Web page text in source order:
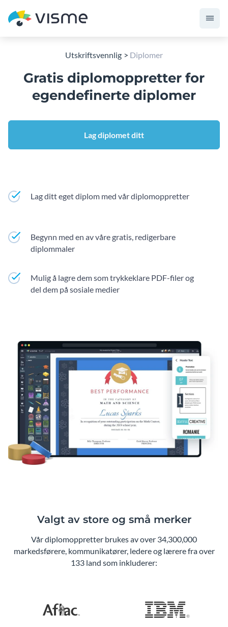
Utskriftsvennlig Diplomer
Gratis diplomoppretter for
egendefinerte diplomer
Lag diplomet ditt
Lag ditt eget diplom med vår diplomoppretter
Begynn med en av våre gratis, redigerbare
diplommaler
Mulig å lagre dem som trykkeklare PDF-filer og
del dem på sosiale medier
Valgt av store og små merker
Vår diplomoppretter brukes av over 34,300,000
markedsførere, kommunikatører, ledere og lærere fra over
133 land som inkluderer: